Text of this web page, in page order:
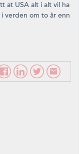
at USA alt i alt vil ha
verden om to år enn